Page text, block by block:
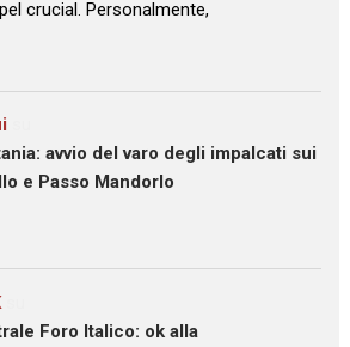
crucial. Personalmente,
avvio del varo degli impalcati sui
e Passo Mandorlo
su
Foro Italico: ok alla